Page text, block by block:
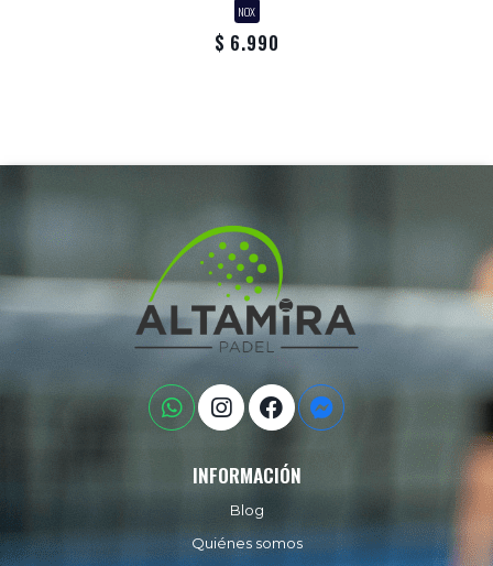
NOX
$ 6.990
INFORMACIÓN
Blog
Quiénes somos